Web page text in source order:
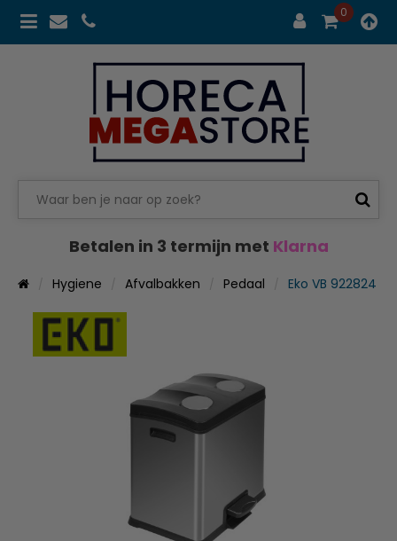
0
Betalen in 3 termijn met Klarna
Hygiene Afvalbakken Pedaal Eko VB 922824